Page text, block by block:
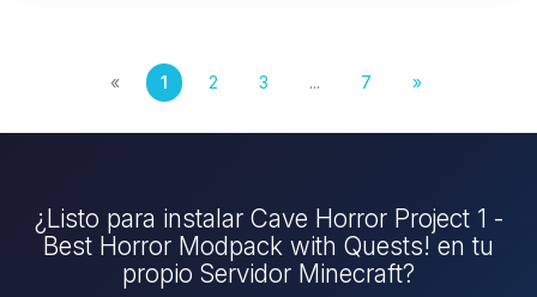
« 1 2 3 ... 7 »
¿Listo para instalar Cave Horror Project 1 -
Best Horror Modpack with Quests! en tu
propio Servidor Minecraft?